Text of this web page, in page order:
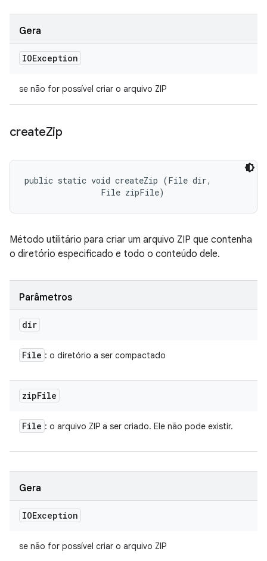
Gera
IOException
se não for possível criar o arquivo ZIP
createZip
public static void createZip (File dir,
                File zipFile)
Método utilitário para criar um arquivo ZIP que contenha
o diretório especificado e todo o conteúdo dele.
Parâmetros
dir
File : o diretório a ser compactado
zipFile
File : o arquivo ZIP a ser criado. Ele não pode existir.
Gera
IOException
se não for possível criar o arquivo ZIP